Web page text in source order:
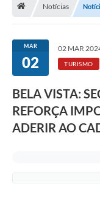
Notícias
MAR
02
02 MAR
TURISMO
BELA VISTA:
REFORÇA
ADERIR AO